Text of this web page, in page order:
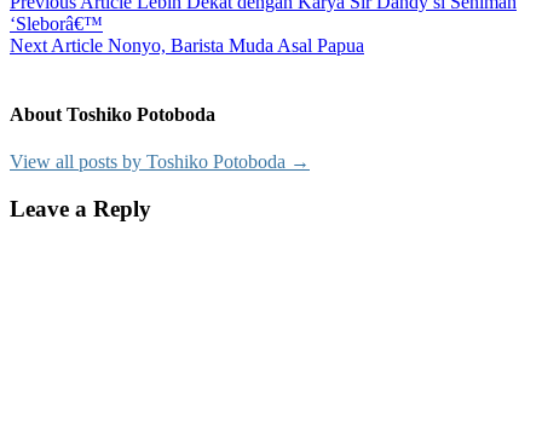
‘Sleborâ€™
Next Article Nonyo, Barista Muda Asal Papua
About Toshiko Potoboda
View all posts by Toshiko Potoboda →
Leave a Reply